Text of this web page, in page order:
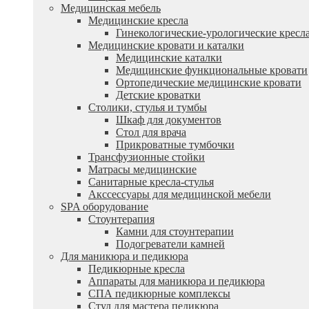
Медицинская мебель
Медицинские кресла
Гинекологические-урологические
Медицинские кровати и каталки
Медицинские каталки
Медицинские функциональные кровати
Ортопедические медицинские кровати
Детские кроватки
Столики, стулья и тумбы
Шкаф для документов
Стол для врача
Прикроватные тумбочки
Трансфузионные стойки
Матрасы медицинские
Санитарные кресла-стулья
Акссессуары для медицинской мебели
SPA оборудование
Стоунтерапия
Камни для стоунтерапии
Подогреватели камней
Для маникюра и педикюра
Педикюрные кресла
Аппараты для маникюра и педикюра
СПА педикюрные комплексы
Стул для мастера педикюра